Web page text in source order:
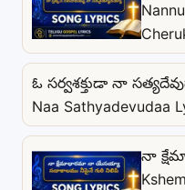
ఓ సర్వశక్తుడా నా
Naa Sathyadevudaa
నా